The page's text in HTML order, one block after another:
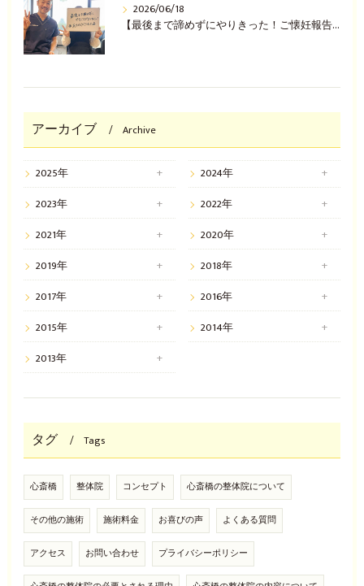
2026/06/18
【最後まで諦めずにやりきった！ご懐妊報告(^^♪】
アーカイブ Archive
2025年
2024年
2023年
2022年
2021年
2020年
2019年
2018年
2017年
2016年
2015年
2014年
2013年
タグ Tags
心斎橋 整体院 コンセプト 心斎橋の整体院について
その他の施術 施術料金 お喜びの声 よくある質問
アクセス お問い合わせ プライバシーポリシー